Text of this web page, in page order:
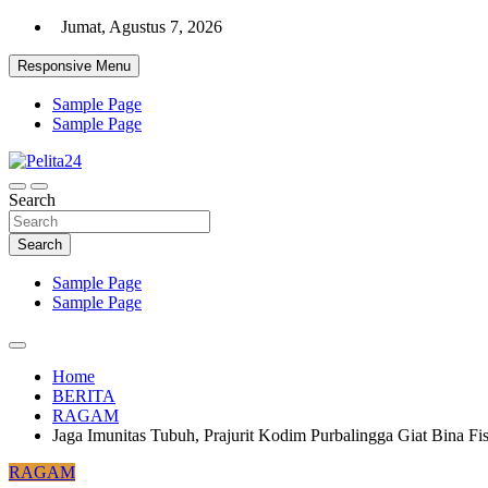
Skip
content
Jumat, Agustus 7, 2026
Responsive Menu
Sample Page
Sample Page
Pelita24
Aktual, Mendalam dan Terpercaya
Search
Search
Sample Page
Sample Page
Home
BERITA
RAGAM
Jaga Imunitas Tubuh, Prajurit Kodim Purbalingga Giat Bina
RAGAM